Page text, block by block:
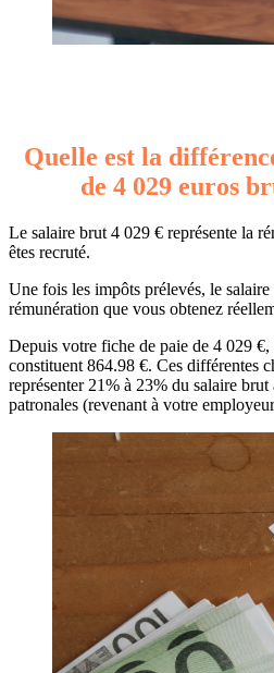
Quelle est la
de 4 029 euros
Le salaire brut 4 029 € représente la
êtes recruté.
Une fois les impôts prélevés, le salaire
rémunération que vous obtenez
Depuis votre fiche de paie de 4 029 €,
constituent 864.98 €. Ces différentes
représenter 21% à 23% du salaire brut
patronales (revenant à votre